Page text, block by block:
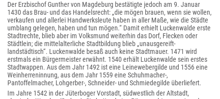
Der Erzbischof Gunther von Magdeburg bestätigte jedoch am 9. Januar
1430 das Brau- und das Handelsrecht: „die mögen brauen, wenn sie wollen,
verkaufen und allerlei Handwerksleute haben in aller Maße, wie die Städte
umblang gelegen, haben und tun mögen.“ Damit erhielt Luckenwalde erste
Stadtrechte, blieb aber im Volksmund weiterhin das Dorf, Flecken oder
Städtlein; die mittelalterliche Stadtbildung blieb „unausgereift-
landstädtisch“. Luckenwalde besaß auch keine Stadtmauer. 1471 wird
erstmals ein Bürgermeister erwähnt. 1540 erhält Luckenwalde sein erstes
Stadtwappen. Aus dem Jahr 1492 ist eine Leinewebergilde und 1556 eine
Weinherreninnung, aus dem Jahr 1559 eine Schuhmacher-,
Pantoffelmacher, Lohgerber-, Schneider- und Schmiedegilde überliefert.
Im Jahre 1542 in der Jüterboger Vorstadt, südwestlich der Altstadt,